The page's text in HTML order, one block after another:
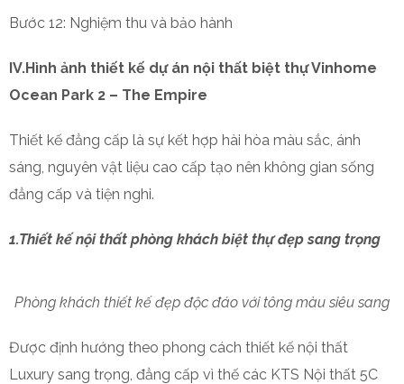
Bước 12: Nghiệm thu và bảo hành
IV.Hình ảnh thiết kế dự án nội thất biệt thự Vinhome
Ocean Park 2 – The Empire
Thiết kế đẳng cấp là sự kết hợp hài hòa màu sắc, ánh
sáng, nguyên vật liệu cao cấp tạo nên không gian sống
đẳng cấp và tiện nghi.
1.Thiết kế nội thất phòng khách biệt thự đẹp sang trọng
Phòng khách thiết kế đẹp độc đáo với tông màu siêu sang
Được định hướng theo phong cách thiết kế nội thất
Luxury sang trọng, đẳng cấp vì thế các KTS Nội thất 5C